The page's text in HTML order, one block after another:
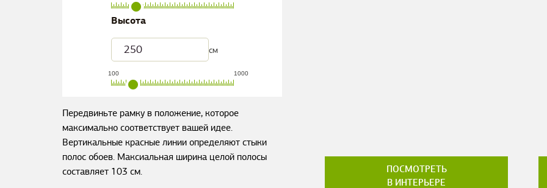
Высота
см
100 1000
Передвиньте рамку в положение, которое
максимально соответствует вашей идее.
Вертикальные красные линии определяют стыки
полос обоев. Максиальная ширина целой полосы
составляет 103 см.
ПОСМОТРЕТЬ
В ИНТЕРЬЕРЕ